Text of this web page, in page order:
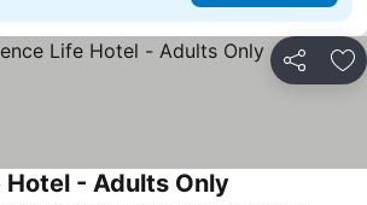
Compartir
Hotel - Adults Only